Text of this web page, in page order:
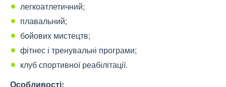
легкоатлетичний;
плавальний;
бойових мистецтв;
фітнес і тренувальні програми;
клуб спортивної реабілітації.
Особливості: